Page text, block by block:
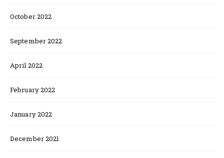
October 2022
September 2022
April 2022
February 2022
January 2022
December 2021